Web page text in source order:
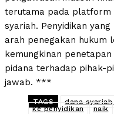
terutama pada platform
syariah. Penyidikan
arah penegakan hukum
kemungkinan
pidana terhadap pihak-
jawab. ***
TAGS dana
ke penyidikan
naik